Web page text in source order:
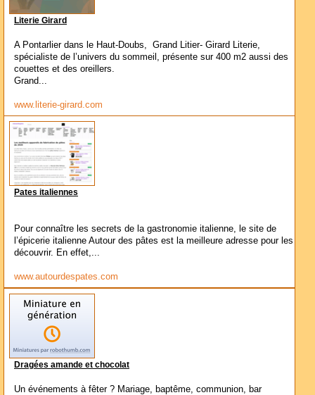
Literie Girard
A Pontarlier dans le Haut-Doubs, Grand Litier- Girard Literie,
spécialiste de l’univers du sommeil, présente sur 400 m2 aussi des
couettes et des oreillers.
Grand...
www.literie-girard.com
Pates italiennes
Pour connaître les secrets de la gastronomie italienne, le site de
l’épicerie italienne Autour des pâtes est la meilleure adresse pour les
découvrir. En effet,...
www.autourdespates.com
Dragées amande et chocolat
Un événements à fêter ? Mariage, baptême, communion, bar